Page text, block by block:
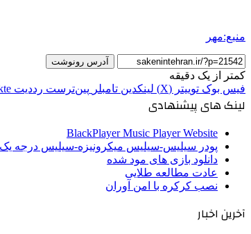
منبع:مهر
آدرس رونوشت
کمتر از یک دقیقه
فیس بوک توییتر (X) لینکدین ‫تامبلر ‫پین‌ترست ‫رددیت
لینک های پیشنهادی
BlackPlayer Music Player Website
پودر سیلیس-سیلیس میکرونیزه-سیلیس
دانلود بازی های مود شده
عادت مطالعه طلایی
نصب کرکره با امن آوران
آخرین اخبار